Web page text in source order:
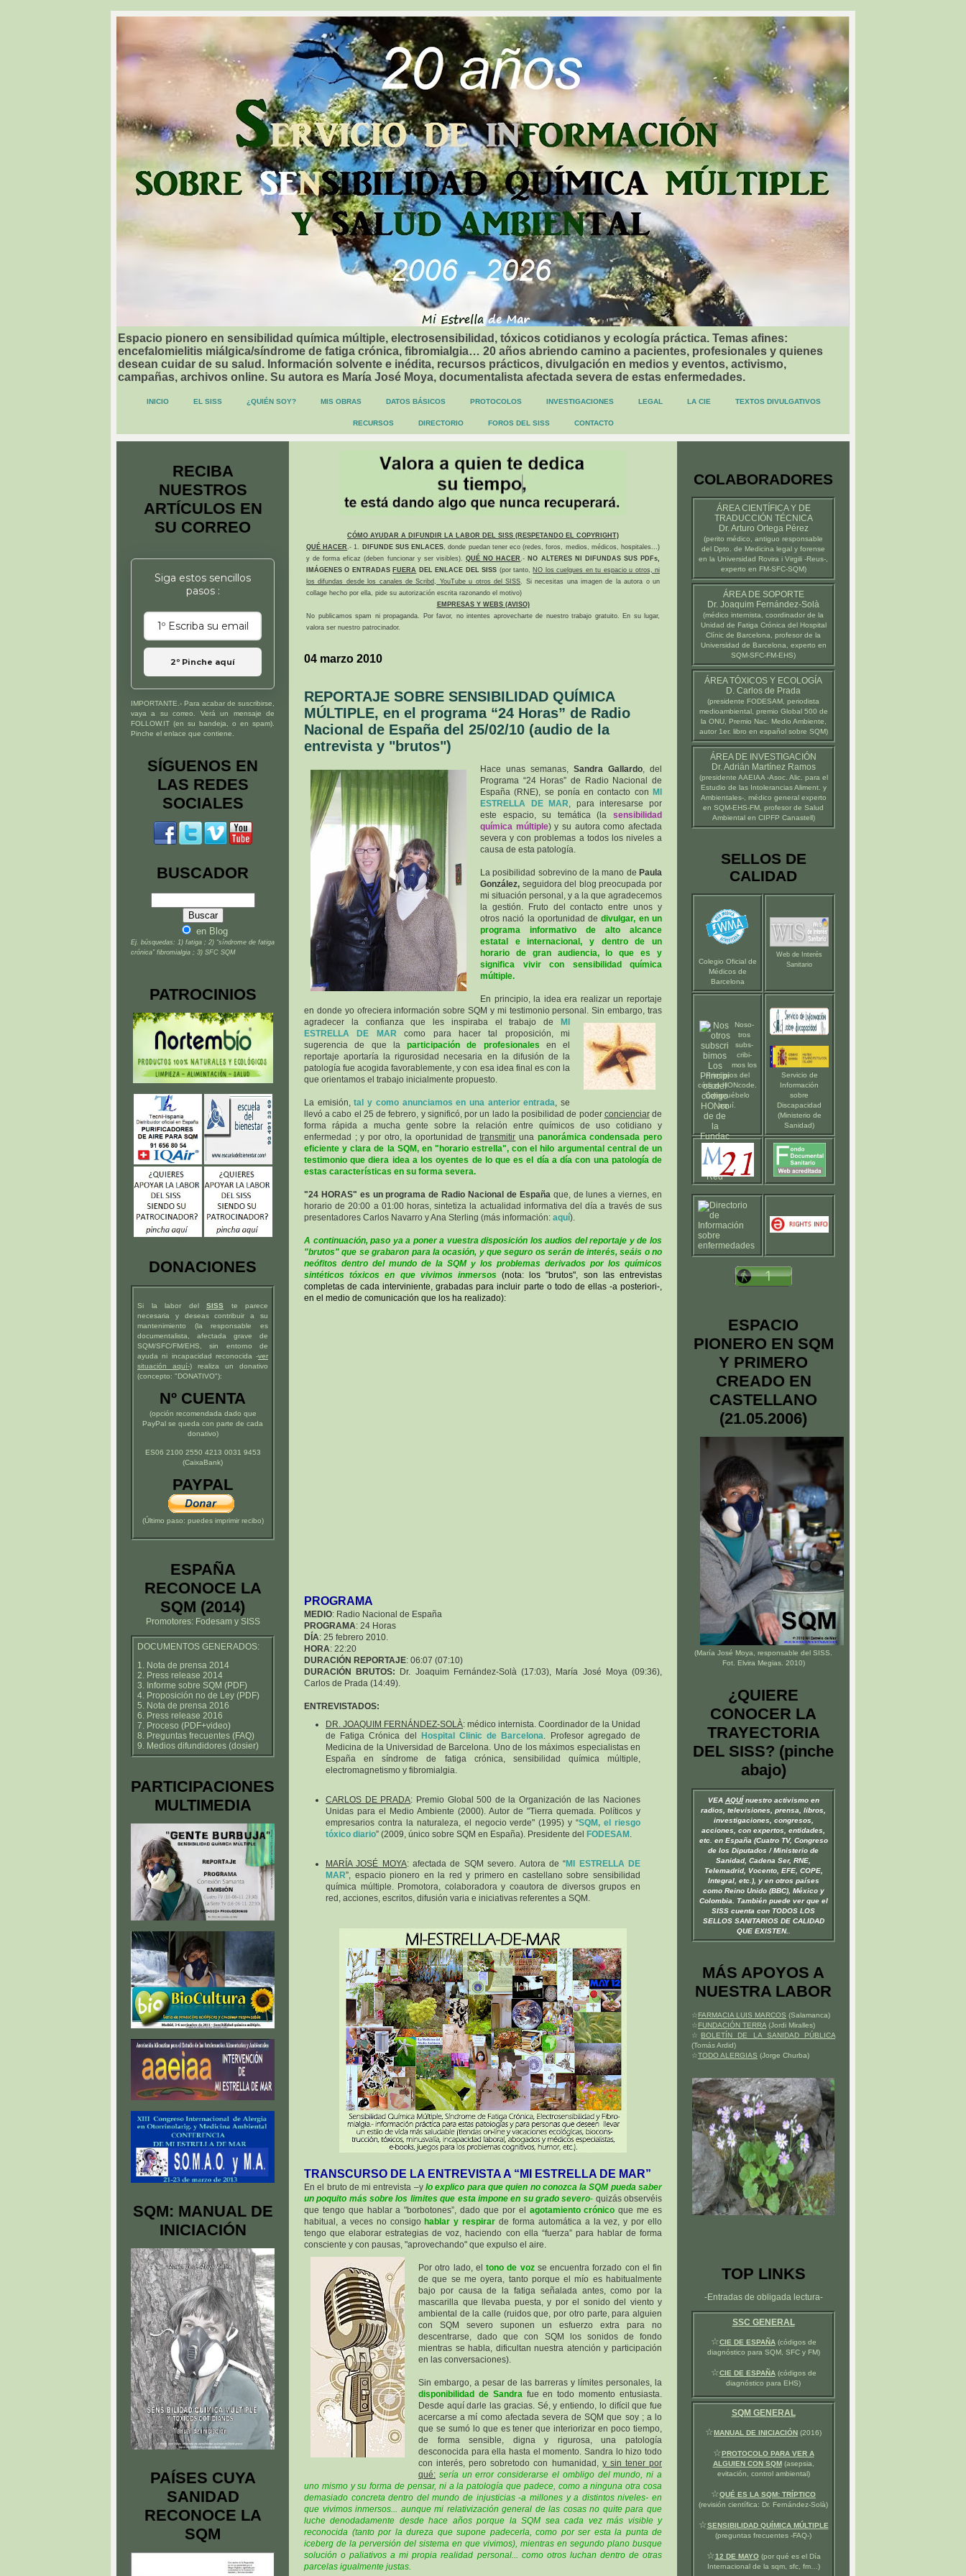
Espacio pionero en sensibilidad química múltiple, electrosensibilidad, tóxicos cotidianos y ecología práctica. Temas afines:
encefalomielitis miálgica/síndrome de fatiga crónica, fibromialgia… 20 años abriendo camino a pacientes, profesionales y quienes
desean cuidar de su salud. Información solvente e inédita, recursos prácticos, divulgación en medios y eventos, activismo,
campañas, archivos online. Su autora es María José Moya, documentalista afectada severa de estas enfermedades.
INICIO EL SISS ¿QUIÉN SOY? MIS OBRAS DATOS BÁSICOS PROTOCOLOS INVESTIGACIONES LEGAL LA CIE TEXTOS DIVULGATIVOS
RECURSOS DIRECTORIO FOROS DEL SISS CONTACTO
CÓMO AYUDAR A DIFUNDIR LA LABOR DEL SISS (RESPETANDO EL COPYRIGHT)
QUÉ HACER.- 1. DIFUNDE SUS ENLACES, donde puedan tener eco (redes, foros, medios, médicos, hospitales...)
y de forma eficaz (deben funcionar y ser visibles).QUÉ NO HACER.- NO ALTERES NI DIFUNDAS SUS PDFs,
IMÁGENES O ENTRADAS FUERA DEL ENLACE DEL SISS (por tanto, NO los cuelgues en tu espacio u otros, ni
los difundas desde los canales de Scribd, YouTube u otros del SISS. Si necesitas una imagen de la autora o un
collage hecho por ella, pide su autorización escrita razonando el motivo)
EMPRESAS Y WEBS (AVISO)
No publicamos spam ni propaganda. Por favor, no intentes aprovecharte de nuestro trabajo gratuito. En su lugar,
valora ser nuestro patrocinador.
04 marzo 2010
REPORTAJE SOBRE SENSIBILIDAD QUÍMICA
MÚLTIPLE, en el programa “24 Horas” de Radio
Nacional de España del 25/02/10 (audio de la
entrevista y "brutos")
Hace unas semanas, Sandra Gallardo, del
Programa “24 Horas” de Radio Nacional de
España (RNE), se ponía en contacto con MI
ESTRELLA DE MAR, para interesarse por
este espacio, su temática (la sensibilidad
química múltiple) y su autora como afectada
severa y con problemas a todos los niveles a
causa de esta patología.
La posibilidad sobrevino de la mano de Paula
González, seguidora del blog preocupada por
mi situación personal, y a la que agradecemos
la gestión. Fruto del contacto entre unos y
otros nació la oportunidad dedivulgar, en un
programa informativo de alto alcance
estatal e internacional, y dentro de un
horario de gran audiencia, lo que es y
significa vivir con sensibilidad química
múltiple.
En principio, la idea era realizar un reportaje
en donde yo ofreciera información sobre SQM y mi testimonio personal. Sin embargo, tras
agradecer la confianza que les inspirabael trabajo de
MI
ESTRELLA DE MAR como para hacer tal proposición, mi
sugerencia de que la participación de profesionales en el
reportaje aportaría la rigurosidad necesaria en la difusión de la
patología fue acogida favorablemente, y con esa idea final es con la
que orientamos el trabajo inicialmente propuesto.
La emisión,tal y como anunciamos en una anterior entrada, se
llevó a cabo el 25 de febrero, y significó, por un lado la posibilidad de poder concienciarde
forma rápida a mucha gente sobre la relación entre químicos de uso cotidiano y
enfermedad ; y por otro, la oportunidad detransmitir una panorámica condensada pero
eficiente y clara de la SQM, en "horario estrella", con el hilo argumental central de un
testimonio que diera idea a los oyentes de lo que es el día a día con una patología de
estas características en su forma severa.
"24 HORAS" es un programa de Radio Nacional de Españaque, de lunes a viernes, en
horario de 20:00 a 01:00 horas, sintetiza la actualidad informativa del día a través de sus
presentadores Carlos Navarro y Ana Sterling (más información: aquí).
A continuación, paso ya a poner a vuestra disposición los audios del reportaje y de los
"brutos" que se grabaron para la ocasión, y que seguro os serán de interés, seáis o no
neófitos dentro del mundo de la SQM y los problemas derivados por los químicos
sintéticos tóxicos en que vivimos inmersos(nota: los "brutos", son las entrevistas
completas de cada interviniente, grabadas para incluir parte o todo de ellas -a posteriori-,
en el medio de comunicación que los ha realizado):
PROGRAMA
MEDIO: Radio Nacional de España
PROGRAMA: 24 Horas
DÍA: 25 febrero 2010.
HORA: 22:20
DURACIÓN REPORTAJE: 06:07 (07:10)
DURACIÓN BRUTOS: Dr. Joaquim Fernández-Solà (17:03), María José Moya (09:36),
Carlos de Prada (14:49).
ENTREVISTADOS:
DR. JOAQUIM FERNÁNDEZ-SOLÀ: médico internista. Coordinador de la Unidad
de Fatiga Crónica del
Hospital Clinic de Barcelona. Profesor agregado de
Medicina de la Universidad de Barcelona. Uno de los máximos especialistas en
España en síndrome de fatiga crónica, sensibilidad química múltiple,
electromagnetismo y fibromialgia.
CARLOS DE PRADA: Premio Global 500 de la Organización de las Naciones
Unidas para el Medio Ambiente (2000). Autor de "Tierra quemada. Políticos y
empresarios contra la naturaleza, el negocio verde" (1995) y “SQM, el riesgo
tóxico diario” (2009, único sobre SQM en España). Presidente del FODESAM .
MARÍA JOSÉ MOYA: afectada de SQM severo. Autora de “MI ESTRELLA DE
MAR”, espacio pionero en la red y primero en castellano sobre sensibilidad
química múltiple. Promotora, colaboradora y coautora de diversos grupos en
red, acciones, escritos, difusión varia e iniciativas referentes a SQM.
TRANSCURSO DE LA ENTREVISTA A “MI ESTRELLA DE MAR”
En el bruto de mi entrevista –y lo explico para que quien no conozca la SQM pueda saber
un poquito más sobre los limites que esta impone en su grado severo- quizás observéis
que tengo que hablar a "borbotones”, dado que por el agotamiento crónico que me es
habitual, a veces no consigo hablar y respirar de forma automática a la vez, y por ello
tengo que elaborar estrategias de voz, haciendo con ella “fuerza” para hablar de forma
consciente y con pausas, "aprovechando" que expulso el aire.
Por otro lado, el tono de vozse encuentra forzado con el fin
de que se me oyera, tanto porque el mío es habitualmente
bajo por causa de la fatiga señalada antes, como por la
mascarilla que llevaba puesta, y por el sonido del viento y
ambiental de la calle (ruidos que, por otro parte, para alguien
con SQM severo suponen un esfuerzo extra para no
descentrarse, dado que con SQM los sonidos de fondo
mientras se habla, dificultan nuestra atención y participación
en las conversaciones).
Sin embargo, a pesar de las barreras y límites personales, la
disponibilidad de Sandrafue en todo momento entusiasta.
Desde aquí darle las gracias. Sé, y entiendo, lo difícil que fue
acercarse a mí como afectada severa de SQM que soy ; a lo
que se sumó lo que es tener que interiorizar en poco tiempo,
de forma sensible, digna y rigurosa, una patología
desconocida para ella hasta el momento. Sandra lo hizo todo
con interés, pero sobretodo con humanidad, y sin tener por
qué: sería un error considerarse el ombligo del mundo, ni a
uno mismo y su forma de pensar, ni a la patología que padece, como a ninguna otra cosa
demasiado concreta dentro del mundo de injusticias -a millones y a distintos niveles- en
que vivimos inmersos... aunque mi relativización general de las cosas no quite para que
luche denodadamente desde hace años porque la SQM sea cada vez más visible y
reconocida (tanto por la dureza que supone padecerla, como por ser esta la punta de
iceberg de la perversión del sistema en que vivimos), mientras en segundo plano busque
solución o paliativos a mi propia realidad personal... como otros luchan dentro de otras
parcelas igualmente justas.
RECIBA
NUESTROS
ARTÍCULOS EN
SU CORREO
Siga estos sencillos
pasos :
2º Pinche aquí
IMPORTANTE.- Para acabar de suscribirse,
vaya a su correo. Verá un mensaje de
FOLLOW.IT (en su bandeja, o en spam).
Pinche el enlace que contiene.
SÍGUENOS EN
LAS REDES
SOCIALES
BUSCADOR
en Blog
Ej. búsquedas: 1) fatiga ; 2) “síndrome de fatiga
crónica” fibromialgia ; 3) SFC SQM
PATROCINIOS
DONACIONES
Si la labor del SISS te parece
necesaria y deseas contribuir a su
mantenimiento (la responsable es
documentalista, afectada grave de
SQM/SFC/FM/EHS, sin entorno de
ayuda ni incapacidad reconocida -ver
situación aquí-) realiza un donativo
(concepto: "DONATIVO"):
Nº CUENTA
(opción recomendada dado que
PayPal se queda con parte de cada
donativo)
ES06 2100 2550 4213 0031 9453
(CaixaBank)
PAYPAL
(Último paso: puedes imprimir recibo)
ESPAÑA
RECONOCE LA
SQM (2014)
Promotores: Fodesam y SISS
DOCUMENTOS GENERADOS:
1. Nota de prensa 2014
2. Press release 2014
3. Informe sobre SQM (PDF)
4. Proposición no de Ley (PDF)
5. Nota de prensa 2016
6. Press release 2016
7. Proceso (PDF+video)
8. Preguntas frecuentes (FAQ)
9. Medios difundidores (dosier)
PARTICIPACIONES
MULTIMEDIA
SQM: MANUAL DE
INICIACIÓN
PAÍSES CUYA
SANIDAD
RECONOCE LA
SQM
COLABORADORES
ÁREA CIENTÍFICA Y DE
TRADUCCIÓN TÉCNICA
Dr. Arturo Ortega Pérez
(perito médico , antiguo responsable
del Dpto. de Medicina legal y forense
en la Universidad Rovira i Virgili -Reus-
experto en FM-SFC-SQM)
ÁREA DE SOPORTE
Dr. Joaquim Fernández-Solà
(médico internista, coordinador de la
Unidad de Fatiga Crónica del Hospital
Clínic de Barcelona , profesor de la
Universidad de Barcelona , experto en
SQM-SFC-FM-EHS)
ÁREA TÓXICOS Y ECOLOGÍA
D. Carlos de Prada
(presidente FODESAM , periodista
medioambiental, premio Global 500 de
la ONU, Premio Nac. Medio Ambiente,
autor 1er. libro en español sobre SQM)
ÁREA DE INVESTIGACIÓN
Dr. Adrián Martínez Ramos
(presidente AAEIAA-Asoc. Alic. para el
Estudio de las Intolerancias Aliment. y
Ambientales-, médico general experto
en SQM-EHS-FM, profesor de Salud
Ambiental en CIPFP Canastell)
SELLOS DE
CALIDAD
Colegio Oficial de
Médicos de
Barcelona
Web de Interés
Sanitario
Noso-
tros
subs-
cribi-
mos los
Principios del
código HONcode
Compruébelo
aquí
Servicio de
Información
sobre
Discapacidad
(Ministerio de
Sanidad)
ESPACIO
PIONERO EN SQM
Y PRIMERO
CREADO EN
CASTELLANO
(21.05.2006)
(María José Moya, responsable del SISS
Fot. Elvira Megias. 2010)
¿QUIERE
CONOCER LA
TRAYECTORIA
DEL SISS? (pinche
abajo)
VEA AQUÍnuestro activismo en
radios, televisiones, prensa, libros,
investigaciones, congresos,
acciones, con expertos, entidades,
etc. en España (Cuatro TV, Congreso
de los Diputados / Ministerio de
Sanidad, Cadena Ser, RNE,
Telemadrid, Vocento, EFE, COPE,
Integral, etc.), y en otros países
como Reino Unido (BBC), México y
Colombia. También puede ver que el
SISS cuenta con TODOS LOS
SELLOS SANITARIOS DE CALIDAD
QUE EXISTEN.
MÁS APOYOS A
NUESTRA LABOR
☆FARMACIA LUIS MARCOS (Salamanca)
☆FUNDACIÓN TERRA (Jordi Miralles)
☆ BOLETÍN DE LA SANIDAD PÚBLICA
(Tomás Ardid)
☆TODO ALERGIAS (Jorge Churba)
TOP LINKS
-Entradas de obligada lectura-
SSC GENERAL
☆CIE DE ESPAÑA(códigos de
diagnóstico para SQM, SFC y FM)
☆CIE DE ESPAÑA(códigos de
diagnóstico para EHS)
SQM GENERAL
☆MANUAL DE INICIACIÓN (2016)
☆PROTOCOLO PARA VER A
ALGUIEN CON SQM(asepsia,
evitación, control ambiental)
☆QUÉ ES LA SQM: TRÍPTICO
(revisión científica: Dr. Fernández-Solà)
☆SENSIBILIDAD QUÍMICA MÚLTIPLE
(preguntas frecuentes -FAQ-)
☆12 DE MAYO(por qué es el Día
Internacional de la sqm, sfc, fm…)